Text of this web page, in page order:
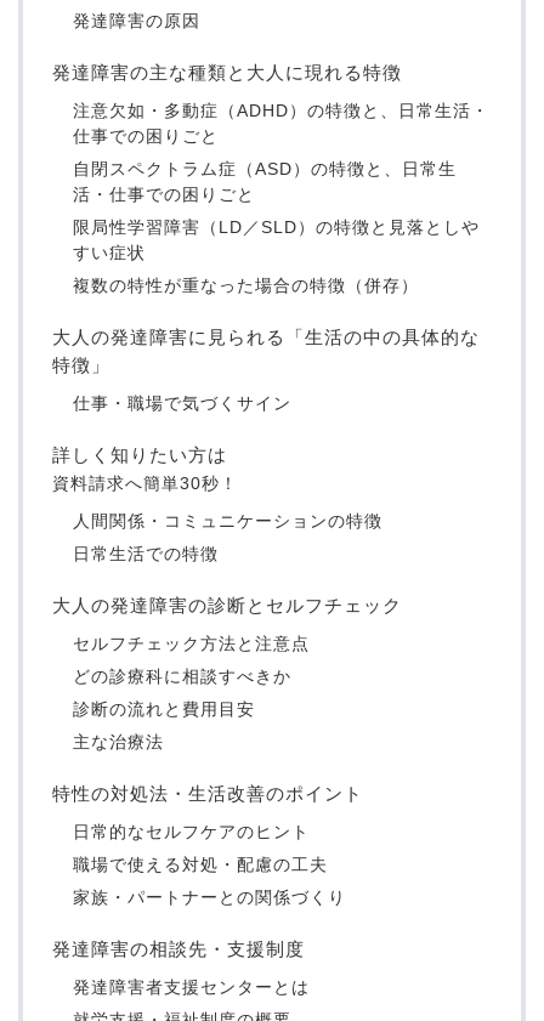
発達障害の原因
発達障害の主な種類と大人に現れる特徴
注意欠如・多動症（ADHD）の特徴と、日常生活・
仕事での困りごと
自閉スペクトラム症（ASD）の特徴と、日常生
活・仕事での困りごと
限局性学習障害（LD／SLD）の特徴と見落としや
すい症状
複数の特性が重なった場合の特徴（併存）
大人の発達障害に見られる「生活の中の具体的な
特徴」
仕事・職場で気づくサイン
詳しく知りたい方は
資料請求へ簡単30秒！
人間関係・コミュニケーションの特徴
日常生活での特徴
大人の発達障害の診断とセルフチェック
セルフチェック方法と注意点
どの診療科に相談すべきか
診断の流れと費用目安
主な治療法
特性の対処法・生活改善のポイント
日常的なセルフケアのヒント
職場で使える対処・配慮の工夫
家族・パートナーとの関係づくり
発達障害の相談先・支援制度
発達障害者支援センターとは